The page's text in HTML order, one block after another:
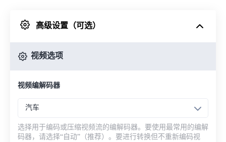
来自 Google Drive
高级设置（可选）
视频选项
视频编解码器
汽车
选择用于编码或压缩视频流的编解码器。要使用最常用的编解
码器，请选择“自动”（推荐）。要进行转换但不重新编码视